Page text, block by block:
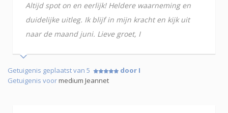
Altijd spot on en eerlijk! Heldere waarneming en
duidelijke uitleg. Ik blijf in mijn kracht en kijk uit
naar de maand juni. Lieve groet, I
Getuigenis geplaatst van 5
door I
Getuigenis voormedium Jeannet